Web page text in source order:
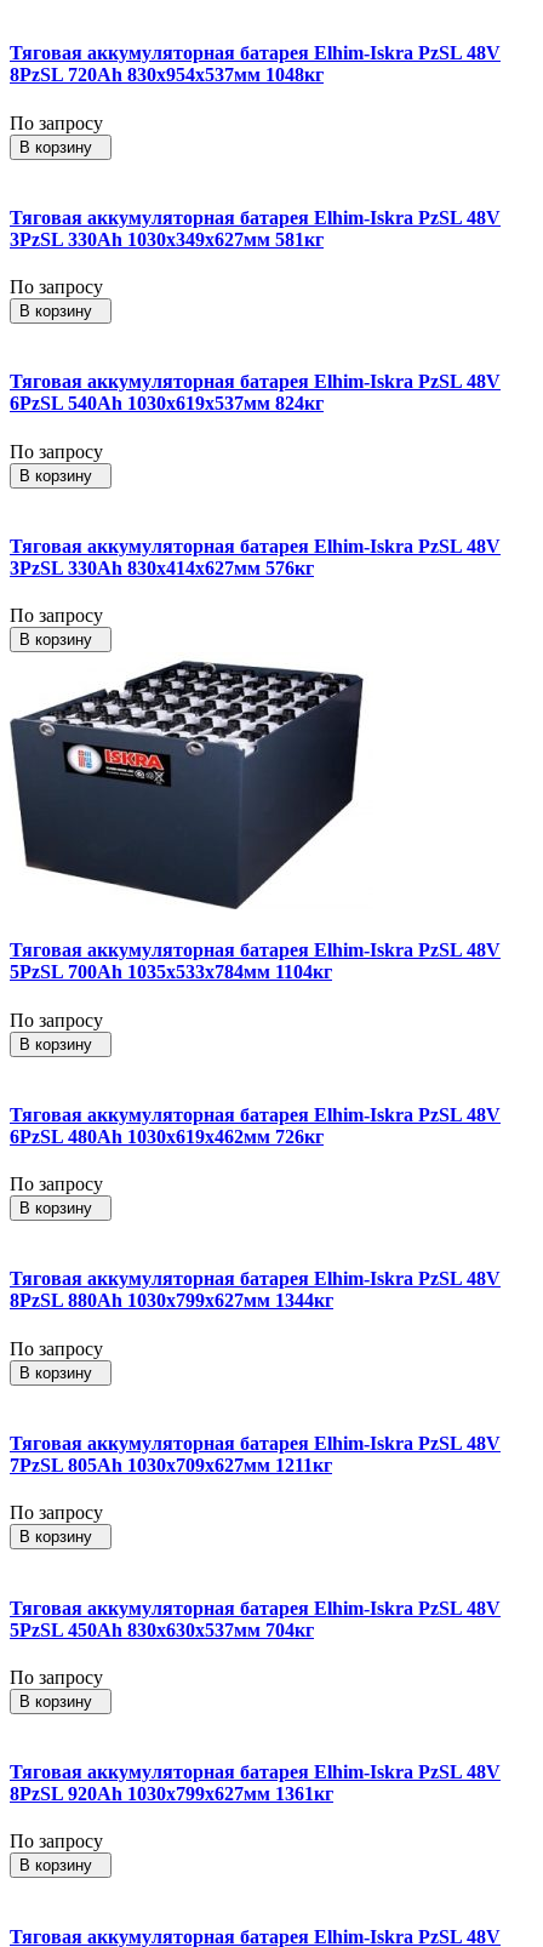
Тяговая аккумуляторная батарея Elhim-Iskra PzSL 48V
8PzSL 720Ah 830x954x537мм 1048кг
По запросу
В корзину
Тяговая аккумуляторная батарея Elhim-Iskra PzSL 48V
3PzSL 330Ah 1030x349x627мм 581кг
По запросу
В корзину
Тяговая аккумуляторная батарея Elhim-Iskra PzSL 48V
6PzSL 540Ah 1030x619x537мм 824кг
По запросу
В корзину
Тяговая аккумуляторная батарея Elhim-Iskra PzSL 48V
3PzSL 330Ah 830x414x627мм 576кг
По запросу
В корзину
Тяговая аккумуляторная батарея Elhim-Iskra PzSL 48V
5PzSL 700Ah 1035x533x784мм 1104кг
По запросу
В корзину
Тяговая аккумуляторная батарея Elhim-Iskra PzSL 48V
6PzSL 480Ah 1030x619x462мм 726кг
По запросу
В корзину
Тяговая аккумуляторная батарея Elhim-Iskra PzSL 48V
8PzSL 880Ah 1030x799x627мм 1344кг
По запросу
В корзину
Тяговая аккумуляторная батарея Elhim-Iskra PzSL 48V
7PzSL 805Ah 1030x709x627мм 1211кг
По запросу
В корзину
Тяговая аккумуляторная батарея Elhim-Iskra PzSL 48V
5PzSL 450Ah 830x630x537мм 704кг
По запросу
В корзину
Тяговая аккумуляторная батарея Elhim-Iskra PzSL 48V
8PzSL 920Ah 1030x799x627мм 1361кг
По запросу
В корзину
Тяговая аккумуляторная батарея Elhim-Iskra PzSL 48V